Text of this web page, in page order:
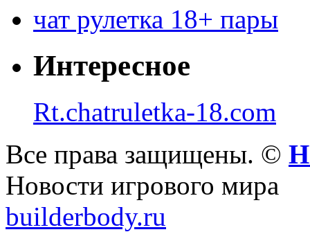
чат рулетка 18+ пары
Интересное
Rt.chatruletka-18.com
Все права защищены. ©
Новости игрового мира
builderbody.ru